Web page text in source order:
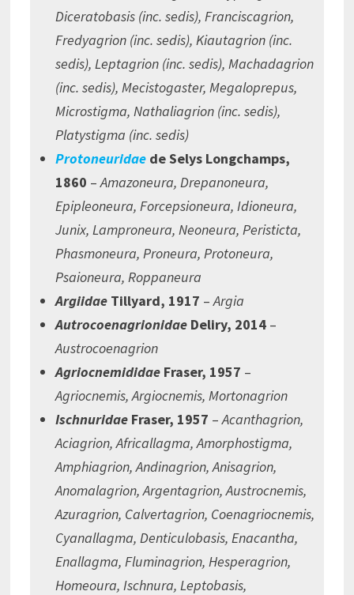
Diceratobasis (inc. sedis), Franciscagrion,
Fredyagrion (inc. sedis), Kiautagrion (inc.
sedis), Leptagrion (inc. sedis), Machadagrion
(inc. sedis), Mecistogaster, Megaloprepus,
Microstigma, Nathaliagrion (inc. sedis),
Platystigma (inc. sedis)
Protoneuridae de Selys Longchamps,
1860 –Amazoneura, Drepanoneura,
Epipleoneura, Forcepsioneura, Idioneura,
Junix, Lamproneura, Neoneura, Peristicta,
Phasmoneura, Proneura, Protoneura,
Psaioneura, Roppaneura
Argiidae Tillyard, 1917 –Argia
Autrocoenagrionidae Deliry, 2014 –
Austrocoenagrion
Agriocnemididae Fraser, 1957 –
Agriocnemis, Argiocnemis, Mortonagrion
Ischnuridae Fraser, 1957 –Acanthagrion,
Aciagrion, Africallagma, Amorphostigma,
Amphiagrion, Andinagrion, Anisagrion,
Anomalagrion, Argentagrion, Austrocnemis,
Azuragrion, Calvertagrion, Coenagriocnemis,
Cyanallagma, Denticulobasis, Enacantha,
Enallagma, Fluminagrion, Hesperagrion,
Homeoura, Ischnura, Leptobasis,